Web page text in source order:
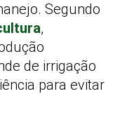
Segundo
,
de irrigação
para evitar